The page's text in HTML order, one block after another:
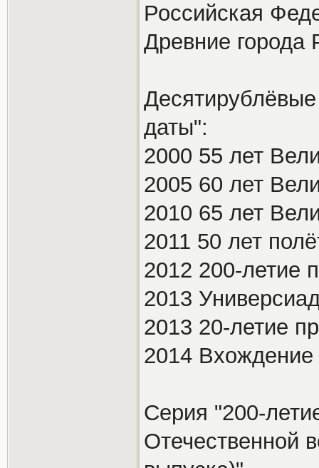
Российская
Древние города
даты":
2000 55 лет
2005 60 лет
2010 65 лет
2011 50 лет
2012 200-летие
2013
2013 20-летие
2014
Серия "200-
Отечественной